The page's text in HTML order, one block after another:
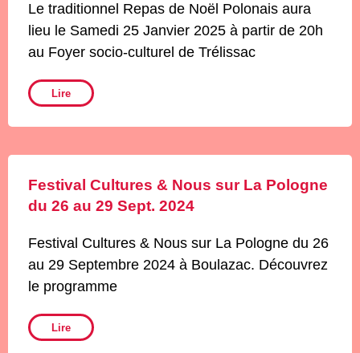
Le traditionnel Repas de Noël Polonais aura
lieu le Samedi 25 Janvier 2025 à partir de 20h
au Foyer socio-culturel de Trélissac
Lire
Festival Cultures & Nous sur La Pologne
du 26 au 29 Sept. 2024
Festival Cultures & Nous sur La Pologne du 26
au 29 Septembre 2024 à Boulazac. Découvrez
le programme
Lire